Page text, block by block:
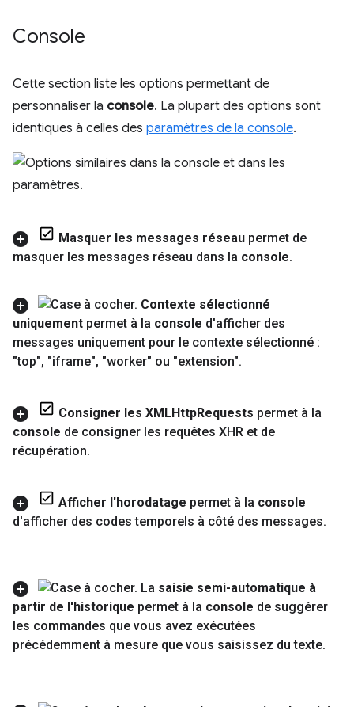
Console
Cette section liste les options permettant de
personnaliser la console. La plupart des options sont
identiques à celles des paramètres de la console.
Masquer les messages réseau permet de
masquer les messages réseau dans la console.
Contexte sélectionné
uniquement permet à la console d'afficher des
messages uniquement pour le contexte sélectionné :
"top", "iframe", "worker" ou "extension".
Consigner les XMLHttpRequests permet à la
console de consigner les requêtes XHR et de
récupération.
Afficher l'horodatage permet à la console
d'afficher des codes temporels à côté des messages.
La saisie semi-automatique à
partir de l'historique permet à la console de suggérer
les commandes que vous avez exécutées
précédemment à mesure que vous saisissez du texte.